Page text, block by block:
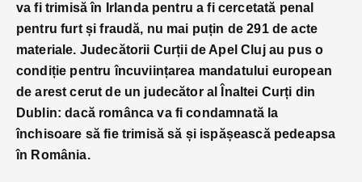
va fi trimisă în Irlanda pentru a fi cercetată penal
pentru furt și fraudă, nu mai puțin de 291 de acte
materiale. Judecătorii Curții de Apel Cluj au pus o
condiție pentru încuviințarea mandatului european
de arest cerut de un judecător al Înaltei Curți din
Dublin: dacă românca va fi condamnată la
închisoare să fie trimisă să și ispășească pedeapsa
în România.